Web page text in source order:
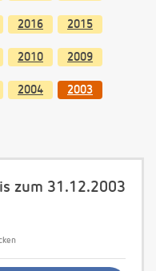
2016 2015
2010 2009
2004 2003
zum 31.12.2003